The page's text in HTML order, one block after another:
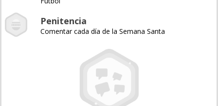
Penitencia
Comentar cada día de la Semana Santa